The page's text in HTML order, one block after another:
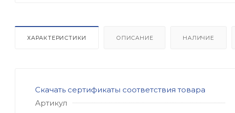
ХАРАКТЕРИСТИКИ ОПИСАНИЕ НАЛИЧИЕ
Скачать сертификаты соответствия товара
Артикул